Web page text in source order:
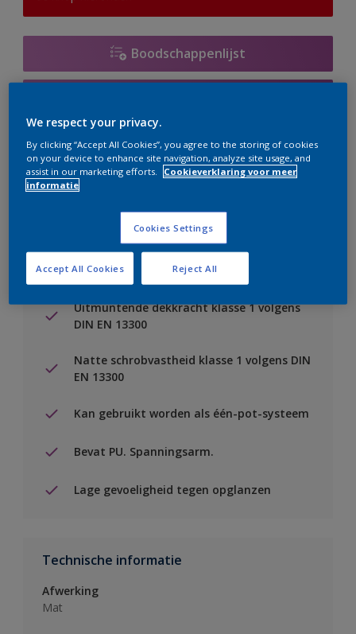
Boodschappenlijst
Voeg toe aan project
Zie kleur in de Sikkens Visualizer App
Belangrijkste voordelen
Uitmuntende dekkracht klasse 1 volgens
DIN EN 13300
Natte schrobvastheid klasse 1 volgens DIN
EN 13300
Kan gebruikt worden als één-pot-systeem
Bevat PU. Spanningsarm.
Lage gevoeligheid tegen opglanzen
Technische informatie
Afwerking
Mat
We respect your privacy.
By clicking “Accept All Cookies”, you agree to the storing of cookies
on your device to enhance site navigation, analyze site usage, and
assist in our marketing efforts.
Cookieverklaring voor meer
informatie
Cookies Settings
Reject All
Accept All Cookies